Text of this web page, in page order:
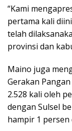
“Kami
pertama kali
telah
provinsi dan
Maino juga
Gerakan
2.528 kali oleh
dengan Sulsel
hampir 1